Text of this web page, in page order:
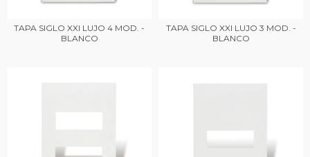
TAPA SIGLO XXI LUJO 4 MOD. -
BLANCO
TAPA SIGLO XXI LUJO 3 MOD. -
BLANCO